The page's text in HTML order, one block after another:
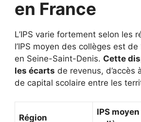
en France
L’IPS varie fortement selon les
l’IPS moyen des collèges est
en Seine-Saint-Denis. Cette
les écarts de revenus, d’accès
de capital scolaire entre les
Région
IPS moyen